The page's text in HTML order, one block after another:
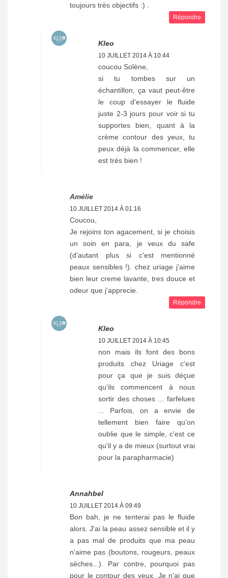
toujours très objectifs :) .
Répondre
Kleo
10 JUILLET 2014 À 10:44
coucou Solène,
si tu tombes sur un
échantillon, ça vaut peut-être
le coup d'essayer le fluide
juste 2-3 jours pour voir si tu
supportes bien, quant à la
crème contour des yeux, tu
peux déjà la commencer, elle
est très bien !
Amélie
10 JUILLET 2014 À 01:16
Coucou,
Je rejoins ton agacement, si je choisis
un soin en para, je veux du safe
(d'autant plus si c'est mentionné
peaux sensibles !). chez uriage j'aime
bien leur creme lavante, tres douce et
odeur que j'apprecie.
Répondre
Kleo
10 JUILLET 2014 À 10:45
non mais ils font des bons
produits chez Uriage c'est
pour ça que je suis déçue
qu'ils commencent à nous
sortir des choses ... farfelues
... Parfois, on a envie de
tellement bien faire qu'on
oublie que le simple, c'est ce
qu'il y a de mieux (surtout vrai
pour la parapharmacie)
Annahbel
10 JUILLET 2014 À 09:49
Bon bah, je ne tenterai pas le fluide
alors. J'ai la peau assez sensible et il y
a pas mal de produits que ma peau
n'aime pas (boutons, rougeurs, peaux
sèches...). Par contre, pourquoi pas
pour le contour des yeux. Je n'ai que